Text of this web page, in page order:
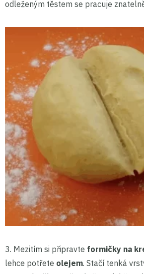
odleženým těstem se pracuje
3. Mezitím si připravte formičky na
lehce potřete olejem. Stačí tenká